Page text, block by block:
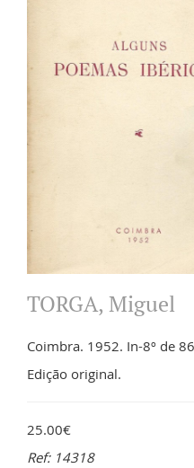
TORGA, Miguel
Coimbra. 1952. In-8º de
Edição original.
25.00€
Ref: 14318